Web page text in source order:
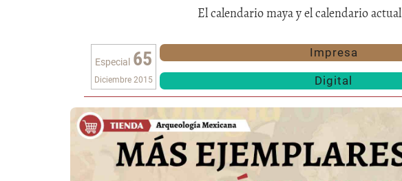
El calendario maya y el calendario actual
Especial 65
Diciembre 2015
Impresa
Digital